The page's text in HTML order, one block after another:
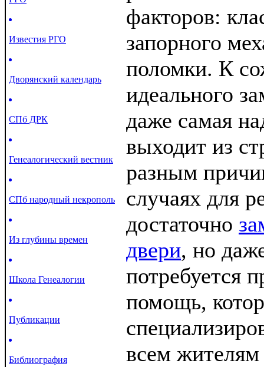
Известия РГО
Дворянский календарь
СПб ДРК
Генеалогический вестник
СПб народный некрополь
Из глубины времен
Школа Генеалогии
Публикации
Библиография
факторов:
запорного
поломки. К
идеального
даже самая
выходит из
разным
случаях для
достаточно
двери, но
потребуется
помощь,
всем